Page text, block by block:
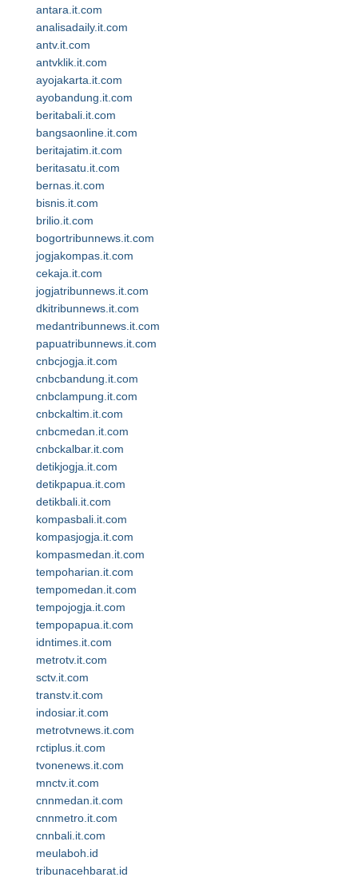
antara.it.com
analisadaily.it.com
antv.it.com
antvklik.it.com
ayojakarta.it.com
ayobandung.it.com
beritabali.it.com
bangsaonline.it.com
beritajatim.it.com
beritasatu.it.com
bernas.it.com
bisnis.it.com
brilio.it.com
bogortribunnews.it.com
jogjakompas.it.com
cekaja.it.com
jogjatribunnews.it.com
dkitribunnews.it.com
medantribunnews.it.com
papuatribunnews.it.com
cnbcjogja.it.com
cnbcbandung.it.com
cnbclampung.it.com
cnbckaltim.it.com
cnbcmedan.it.com
cnbckalbar.it.com
detikjogja.it.com
detikpapua.it.com
detikbali.it.com
kompasbali.it.com
kompasjogja.it.com
kompasmedan.it.com
tempoharian.it.com
tempomedan.it.com
tempojogja.it.com
tempopapua.it.com
idntimes.it.com
metrotv.it.com
sctv.it.com
transtv.it.com
indosiar.it.com
metrotvnews.it.com
rctiplus.it.com
tvonenews.it.com
mnctv.it.com
cnnmedan.it.com
cnnmetro.it.com
cnnbali.it.com
meulaboh.id
tribunacehbarat.id